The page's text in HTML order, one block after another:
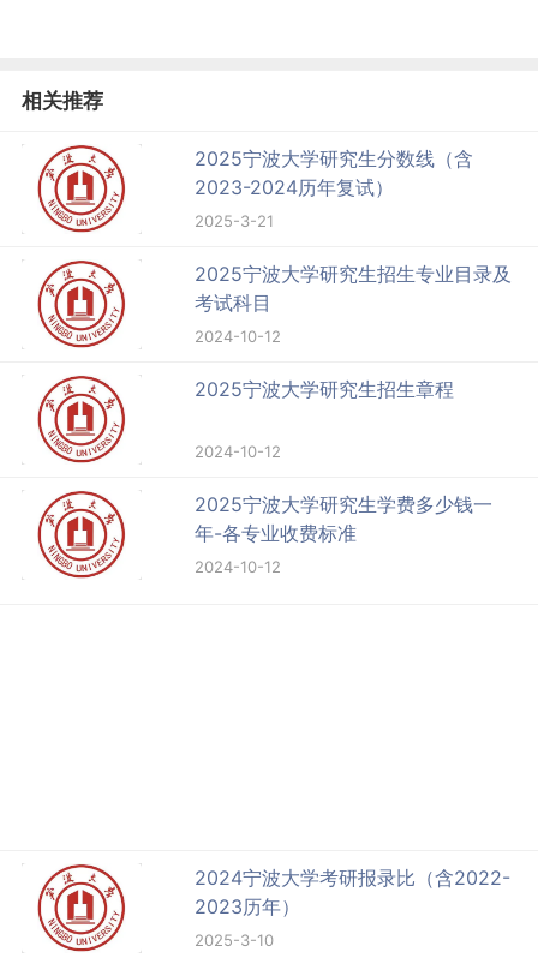
相关推荐
2025宁波大学研究生分数线（含
2023-2024历年复试）
2025-3-21
2025宁波大学研究生招生专业目录及
考试科目
2024-10-12
2025宁波大学研究生招生章程
2024-10-12
2025宁波大学研究生学费多少钱一
年-各专业收费标准
2024-10-12
2024宁波大学考研报录比（含2022-
2023历年）
2025-3-10